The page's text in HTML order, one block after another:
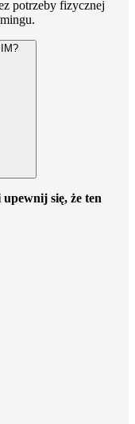
potrzeby fizycznej
się, że ten